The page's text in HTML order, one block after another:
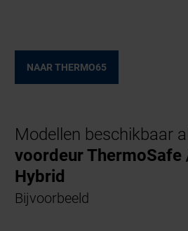
NAAR THERMO65
Modellen beschikbaar
voordeur ThermoSafe
Hybrid
Bijvoorbeeld